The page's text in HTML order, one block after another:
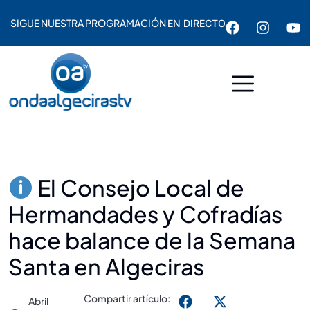
SIGUE NUESTRA PROGRAMACIÓNEN DIRECTO
El Consejo Local de
Hermandades y Cofradías
hace balance de la Semana
Santa en Algeciras
Abril
Compartir artículo: